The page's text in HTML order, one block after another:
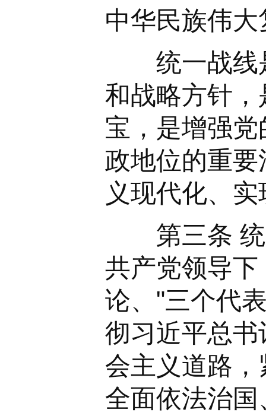
中华民族伟
统一战线是
和战略方针
宝，是增强
政地位的重
义现代化、
第三条 统
共产党领导
论、"三个代
彻习近平总
会主义道路
全面依法治